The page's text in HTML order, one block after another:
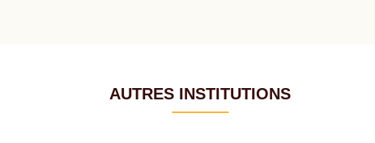
AUTRES INSTITUTIONS